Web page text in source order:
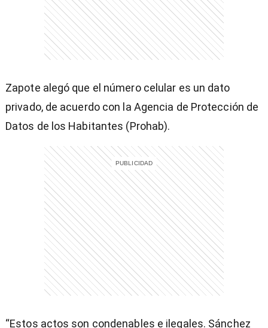
Zapote alegó que el número celular es un dato
privado, de acuerdo con la Agencia de Protección de
Datos de los Habitantes (Prohab).
“Estos actos son condenables e ilegales. Sánchez